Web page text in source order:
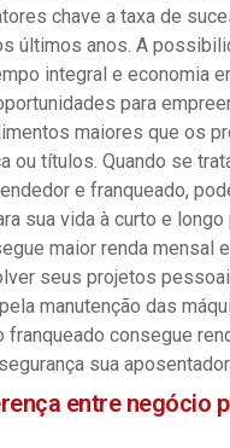
chave a taxa de
últimos anos. A
integral e economia
para
maiores que os
ou títulos. Quando se
e franqueado,
sua vida à curto e
maior renda mensal
seus projetos
manutenção das
franqueado consegue
sua
entre negócio